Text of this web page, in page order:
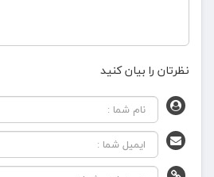
نظرتان را بیان کنید